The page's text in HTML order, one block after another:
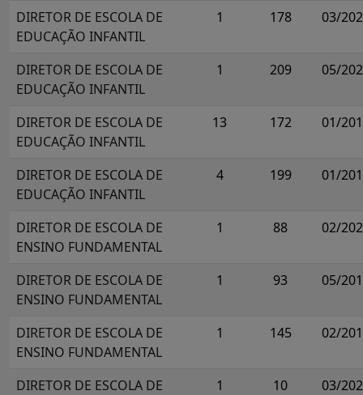
DIRETOR DE ESCOLA DE
EDUCAÇÃO INFANTIL
1 178 03/
DIRETOR DE ESCOLA DE
EDUCAÇÃO INFANTIL
1 209 05/
DIRETOR DE ESCOLA DE
EDUCAÇÃO INFANTIL
13 172 01/
DIRETOR DE ESCOLA DE
EDUCAÇÃO INFANTIL
4 199 01/
DIRETOR DE ESCOLA DE
ENSINO FUNDAMENTAL
1 88 02/
DIRETOR DE ESCOLA DE
ENSINO FUNDAMENTAL
1 93 05/
DIRETOR DE ESCOLA DE
ENSINO FUNDAMENTAL
1 145 02/
DIRETOR DE ESCOLA DE
1 10 03/